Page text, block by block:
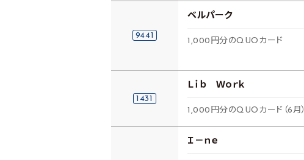
9441
ベルパーク
1,000円分のQUOカード
1431
Ｌｉｂ Ｗｏｒｋ
1,000円分のQUOカード（6月）
Ｉ－ｎｅ